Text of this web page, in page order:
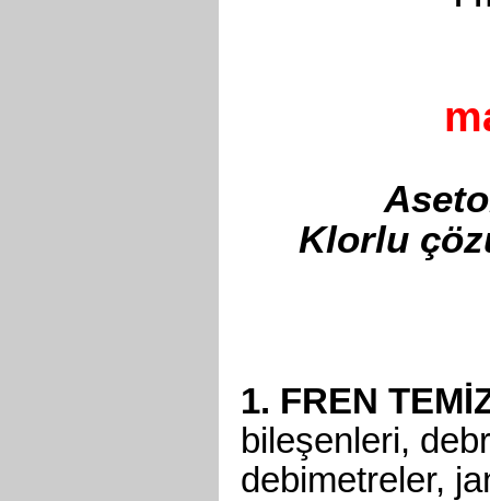
Klorlu
1. FREN
bileşenleri,
debimetreler,